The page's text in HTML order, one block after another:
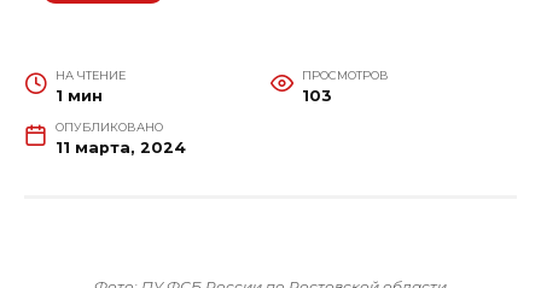
НА ЧТЕНИЕ
1 мин
ПРОСМОТРОВ
103
ОПУБЛИКОВАНО
11 марта, 2024